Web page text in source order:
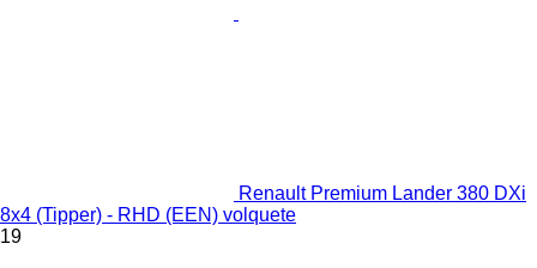
Renault Premium Lander 380 DXi
8x4 (Tipper) - RHD (EEN) volquete
19